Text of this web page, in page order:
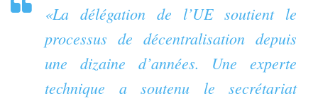
«La délégation de l’UE soutient le
processus de décentralisation depuis
une dizaine d’années. Une experte
technique a soutenu le secrétariat